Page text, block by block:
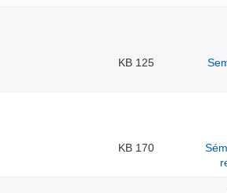
125 KB
170 KB